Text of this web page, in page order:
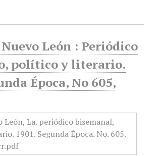
León : Periódico
político y literario.
Época, No 605,